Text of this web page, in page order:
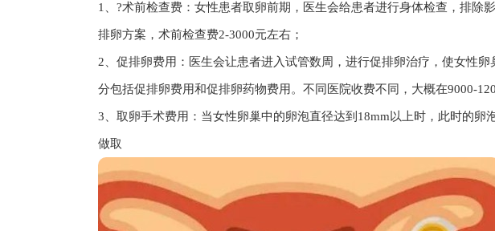
1、?术前检查费：女性患者取卵前期，医生会给患者进行身体检查，排除
排卵方案，术前检查费2-3000元左右；
2、促排卵费用：医生会让患者进入试管数周，进行促排卵治疗，使女性
分包括促排卵费用和促排卵药物费用。不同医院收费不同，大概在9000-
3、取卵手术费用：当女性卵巢中的卵泡直径达到18mm以上时，此时的卵
做取